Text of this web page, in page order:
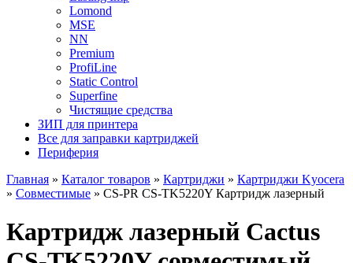
Lomond
MSE
NN
Premium
ProfiLine
Static Control
Superfine
Чистящие средства
ЗИП для принтера
Все для заправки картриджей
Периферия
Главная » Каталог товаров » Картриджи » Картриджи Kyocera
» Совместимые » CS-PR CS-TK5220Y Картридж лазерный
Картридж лазерный Cactus